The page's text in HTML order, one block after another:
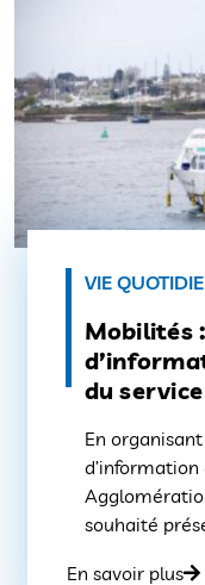
VIE
Mobilités
du
En
souhaité
En savoir plus